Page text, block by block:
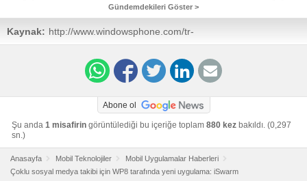
Gündemdekileri Göster >
Kaynak: http://www.windowsphone.com/tr-
tr/store/app/iswarm/0cefa24e-974a-494a-8649-
Abone ol
Şu anda 1 misafirin görüntülediği bu içeriğe toplam 880 kez bakıldı. (0,297
sn.)
Anasayfa Mobil Teknolojiler
Mobil Uygulamalar Haberleri
Çoklu sosyal medya takibi için WP8 tarafında yeni uygulama: iSwarm